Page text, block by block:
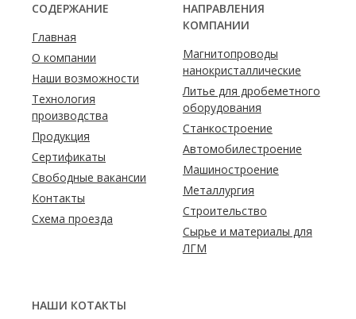
СОДЕРЖАНИЕ
Главная
О компании
Наши возможности
Технология
производства
Продукция
Сертификаты
Свободные вакансии
Контакты
Схема проезда
НАПРАВЛЕНИЯ
КОМПАНИИ
Магнитопроводы
нанокристаллические
Литье для дробеметного
оборудования
Станкостроение
Автомобилестроение
Машиностроение
Металлургия
Строительство
Сырье и материалы для
ЛГМ
НАШИ КОТАКТЫ